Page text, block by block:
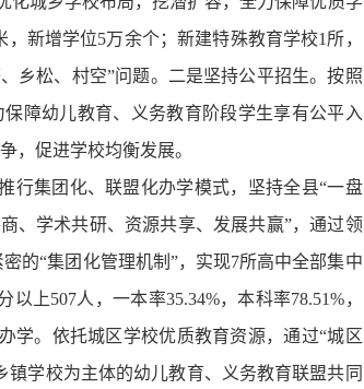
新增学位5万余个；新建特殊教育学校1所，
乡松、村空”问题。二是坚持公平招生。按照
障幼儿教育、义务教育阶段学生享有公平入
，促进学校均衡发展。
行集团化、联盟化办学模式，坚持全县“一盘
、学术共研、资源共享、发展共赢”，通过领
的“集团化管理机制”，实现7所高中全部集中
上507人，一本率35.34%，本科率78.51%，
学。依托城区学校优质教育资源，通过“城区
镇学校为主体的幼儿教育、义务教育联盟共同